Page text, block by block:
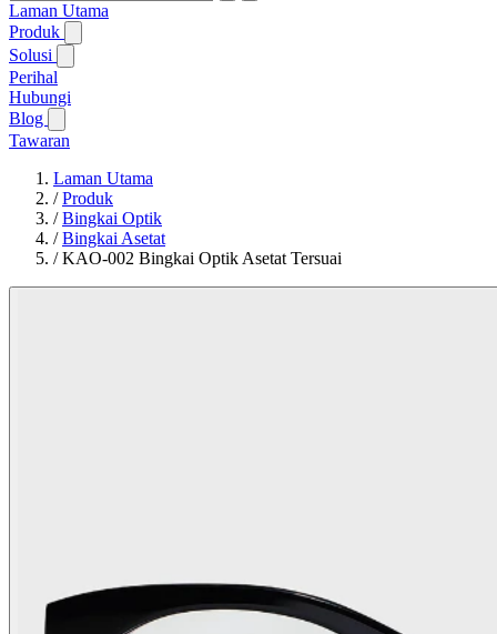
Laman Utama
Produk
Solusi
Perihal
Hubungi
Blog
Tawaran
Laman Utama
/Produk
/Bingkai Optik
/Bingkai Asetat
/KAO-002 Bingkai Optik Asetat Tersuai